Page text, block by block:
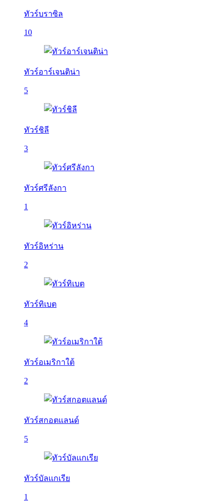
ทัวร์บราซิล
10
ทัวร์อาร์เจนติน่า
5
ทัวร์ชิลี
3
ทัวร์ศรีลังกา
1
ทัวร์อิหร่าน
2
ทัวร์ทิเบต
4
ทัวร์อเมริกาใต้
2
ทัวร์สกอตแลนด์
5
ทัวร์บัลเเกเรีย
1